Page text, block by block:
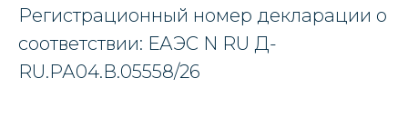
Регистрационный номер декларации о
соответствии: ЕАЭС N RU Д-
RU.РА04.В.05558/26